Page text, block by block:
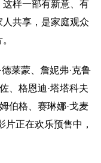
样一部有新意、有
共享，是家庭观众
莱蒙、詹妮弗·克鲁
、格恩迪·塔塔科夫
伯格、赛琳娜·戈麦
片正在欢乐预售中，